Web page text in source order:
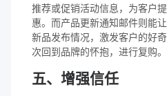
推荐或促销活动信息，为客户
惠。而产品更新通知邮件则能
新品发布情况，激发客户的好
次回到品牌的怀抱，进行复购。
五、增强信任